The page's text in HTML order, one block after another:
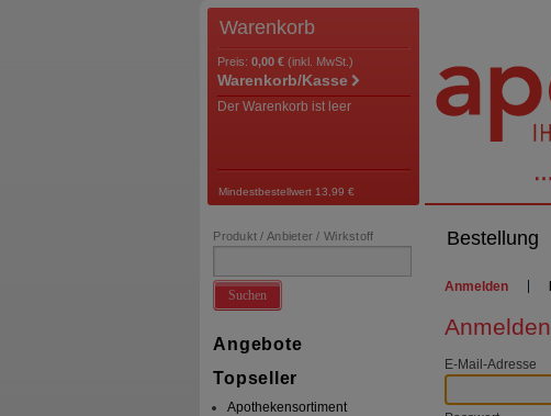
Warenkorb
Preis: 0,00 € (inkl. MwSt.)
Warenkorb/Kasse
Der Warenkorb ist leer
Mindestbestellwert 13,99 €
Bestellung
Produkt / Anbieter / Wirkstoff
Suchen
Angebote
Topseller
Apothekensortiment
Anmelden
E-Mail-Adresse